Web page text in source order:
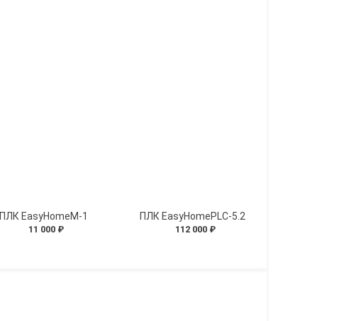
ПЛК EasyHomeМ-1
11 000 ₽
ПЛК EasyHomePLC-5.2
112 000 ₽